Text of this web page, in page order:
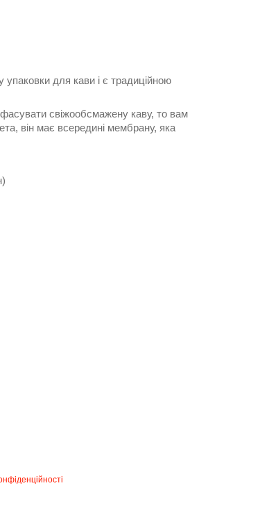
для кави і є традиційною
свіжообсмажену каву, то вам
він має всередині мембрану, яка